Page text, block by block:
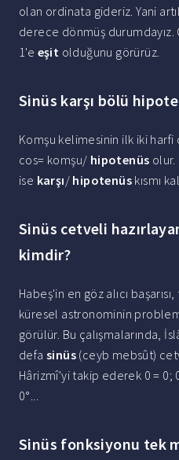
olan ordinata gideriz. Yani
derece dönmüş durumdayız.
1'e eşit olduğunu görürüz.
Sinüs karşı bölü
Komşu kelimesinin ilk iki
cos= komşu/ hipotenüs olur.
ise karşı/ hipotenüs kısmı
Sinüs cetveli
kimdir?
Habeş'in en göz alıcı
küresel astronominin
görülür. Bu çalışmalarında,
defa sinüs (ceyb mebsût)
Hârizmî'yi takip ederek 0 = 0;
0°...
Sinüs fonksiyonu tek